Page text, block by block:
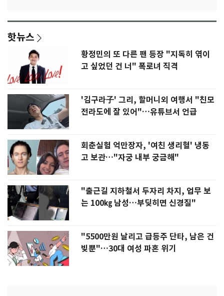
핫뉴스
황정민의 또 다른 팬 등장 "지독히 엮이
고 싶었던 건 너" 폭로녀 직격
'김구라子' 그리, 할머니외 여행서 "친모
전라도에 잘 있어"…유튜브서 언급
회춘실험 억만장자, '여친 생리혈' 냉동
고 보관…"자궁 내부 궁금해"
"출근길 지하철서 두자리 차지, 업무 보
는 100㎏ 남성…부딪히면 신경질"
"5500만원 날리고 급등주 단타, 남은 건
빚뿐"…30대 여성 파혼 위기